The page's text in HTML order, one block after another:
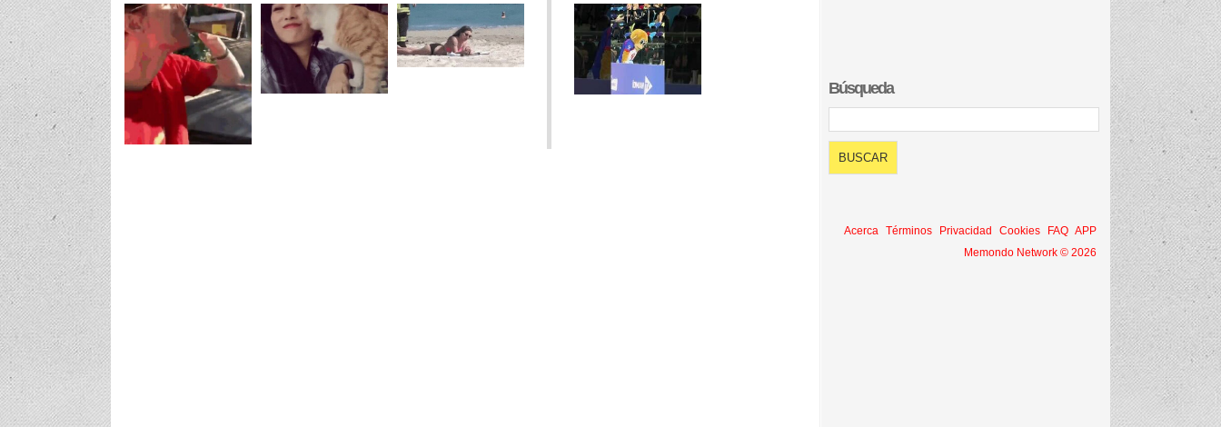
Búsqueda
Acerca Términos Privacidad Cookies FAQ APP
Memondo Network © 2026